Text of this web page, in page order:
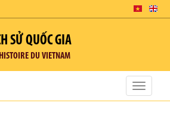
SỬ QUỐC GIA
DU VIETNAM
Toggle